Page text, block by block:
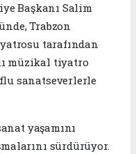
Başkanı Salim
Trabzon
tarafından
müzikal tiyatro
sanatseverlerle
yaşamını
sürdürüyor.